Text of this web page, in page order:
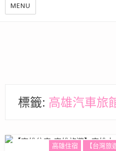
MENU
標籤: 高雄汽車旅
高雄住宿 【台灣旅